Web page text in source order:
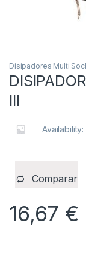
Disipadores Multi
III
Availability:
Comparar
16,67 €